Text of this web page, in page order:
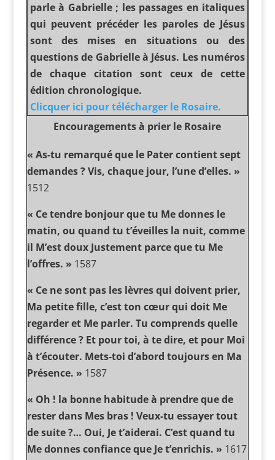
parle à Gabrielle ; les passages en italiques
qui peuvent précéder les paroles de Jésus
sont des mises en situations ou des
questions de Gabrielle à Jésus. Les numéros
de chaque citation sont ceux de cette
édition chronologique.
Clicquer ici pour télécharger le Rosaire.
Encouragements à prier le Rosaire
« As-tu remarqué que le Pater contient sept
demandes ? Vis, chaque jour, l’une d’elles. »
1512
« Ce tendre bonjour que tu Me donnes le
matin, ou quand tu t’éveilles la nuit, comme
il M’est doux Justement parce que tu Me
l’offres. » 1587
« Ce ne sont pas les lèvres qui doivent prier,
Ma petite fille, c’est ton cœur qui doit Me
regarder et Me parler. Tu comprends quelle
différence ? Et pour toi, à te dire, et pour Moi
à t’écouter. Mets-toi d’abord toujours en Ma
Présence. » 1587
« Oh ! la bonne habitude à prendre que de
rester dans Mes bras ! Veux-tu essayer tout
de suite ?… Oui, Je t’aiderai. C’est quand tu
Me donnes confiance que Je t’enrichis. » 1617